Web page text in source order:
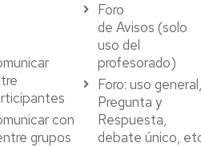
con
grupos
Foro
de Avisos (solo
uso del
profesorado)
Foro: uso general,
Pregunta y
Respuesta,
debate único,